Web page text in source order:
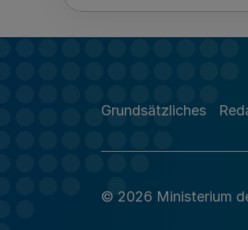
Grundsätzliches
© 2026 Ministerium